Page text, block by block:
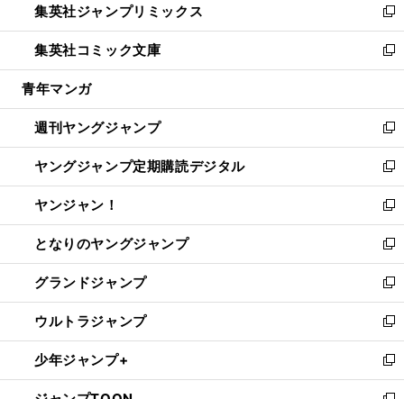
く
で
開
く
ド
ウ
で
開
ィ
ン
ド
ウ
開
く
い
ウ
ィ
ン
ウ
で
開
く
集英社ジャンプリミックス
新
し
い
ウ
ン
ド
ウ
で
開
く
集英社コミック文庫
新
し
ウ
ィ
ン
ド
ウ
で
開
く
青年マンガ
週刊ヤングジャンプ
新
し
い
ウ
ィ
ン
ド
ウ
で
開
く
ヤングジャンプ定期購読デジタル
新
し
い
ウ
ィ
ン
ド
ウ
で
開
く
ヤンジャン！
新
し
い
ウ
ィ
ン
ド
ウ
で
開
となりのヤングジャンプ
新
し
い
ウ
ィ
ン
ド
ウ
グランドジャンプ
新
し
い
ウ
ィ
ン
ウルトラジャンプ
新
し
い
ウ
少年ジャンプ+
新
し